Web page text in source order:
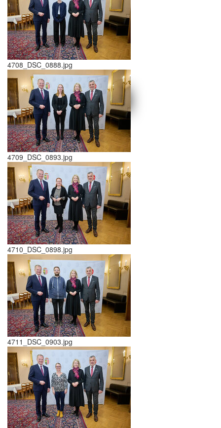
schließen X
<<
>>
4708_DSC_0888.jpg
4709_DSC_0893.jpg
4710_DSC_0898.jpg
4711_DSC_0903.jpg